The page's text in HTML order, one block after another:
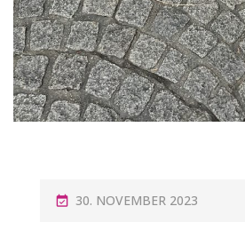
30. NOVEMBER 2023